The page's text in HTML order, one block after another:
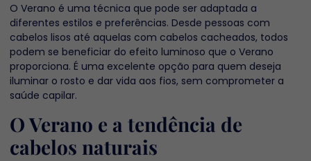
O Verano é uma técnica que pode ser adaptada a
diferentes estilos e preferências. Desde pessoas com
cabelos lisos até aquelas com cabelos cacheados, todos
podem se beneficiar do efeito luminoso que o Verano
proporciona. É uma excelente opção para quem deseja
iluminar o rosto e dar vida aos fios, sem comprometer a
saúde capilar.
O Verano e a tendência de
cabelos naturais